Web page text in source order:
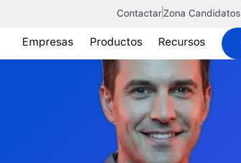
ContactarZona Candidatos
Empresas Productos Recursos